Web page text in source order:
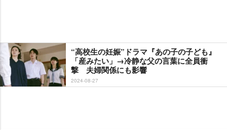
“高校生の妊娠”ドラマ『あの子の子ども』
「産みたい」→冷静な父の言葉に全員衝
撃 夫婦関係にも影響
2024-08-27